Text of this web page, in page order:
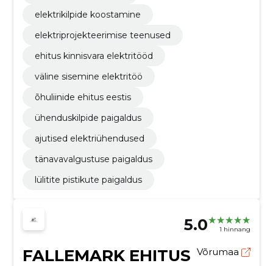
elektrikilpide koostamine
elektriprojekteerimise teenused
ehitus kinnisvara elektritööd
väline sisemine elektritöö
õhuliinide ehitus eestis
ühenduskilpide paigaldus
ajutised elektriühendused
tänavavalgustuse paigaldus
lülitite pistikute paigaldus
5.0 1 hinnang
FALLEMARK EHITUS Võrumaa